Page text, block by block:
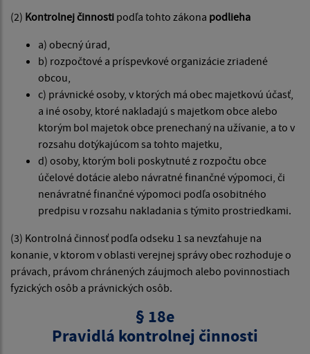
(2) Kontrolnej činnosti podľa tohto zákona podlieha
a) obecný úrad,
b) rozpočtové a príspevkové organizácie zriadené
obcou,
c) právnické osoby, v ktorých má obec majetkovú účasť,
a iné osoby, ktoré nakladajú s majetkom obce alebo
ktorým bol majetok obce prenechaný na užívanie, a to v
rozsahu dotýkajúcom sa tohto majetku,
d) osoby, ktorým boli poskytnuté z rozpočtu obce
účelové dotácie alebo návratné finančné výpomoci, či
nenávratné finančné výpomoci podľa osobitného
predpisu v rozsahu nakladania s týmito prostriedkami.
(3) Kontrolná činnosť podľa odseku 1 sa nevzťahuje na
konanie, v ktorom v oblasti verejnej správy obec rozhoduje o
právach, právom chránených záujmoch alebo povinnostiach
fyzických osôb a právnických osôb.
§ 18e
Pravidlá kontrolnej činnosti